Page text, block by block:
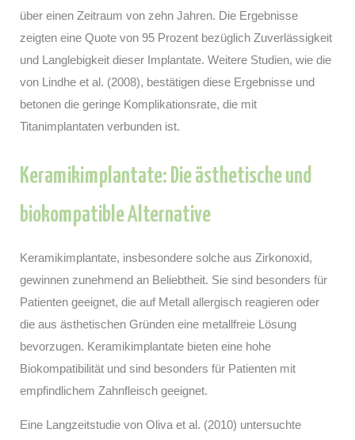
über einen Zeitraum von zehn Jahren. Die Ergebnisse
zeigten eine Quote von 95 Prozent bezüglich Zuverlässigkeit
und Langlebigkeit dieser Implantate. Weitere Studien, wie die
von Lindhe et al. (2008), bestätigen diese Ergebnisse und
betonen die geringe Komplikationsrate, die mit
Titanimplantaten verbunden ist.
Keramikimplantate: Die ästhetische und
biokompatible Alternative
Keramikimplantate, insbesondere solche aus Zirkonoxid,
gewinnen zunehmend an Beliebtheit. Sie sind besonders für
Patienten geeignet, die auf Metall allergisch reagieren oder
die aus ästhetischen Gründen eine metallfreie Lösung
bevorzugen. Keramikimplantate bieten eine hohe
Biokompatibilität und sind besonders für Patienten mit
empfindlichem Zahnfleisch geeignet.
Eine Langzeitstudie von Oliva et al. (2010) untersuchte